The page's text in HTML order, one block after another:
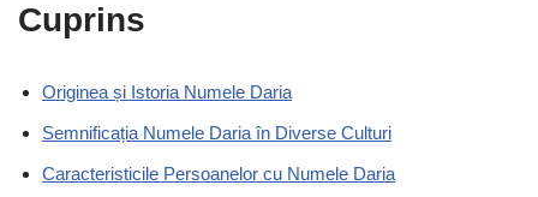
Cuprins
Originea și Istoria Numele Daria
Semnificația Numele Daria în Diverse Culturi
Caracteristicile Persoanelor cu Numele Daria